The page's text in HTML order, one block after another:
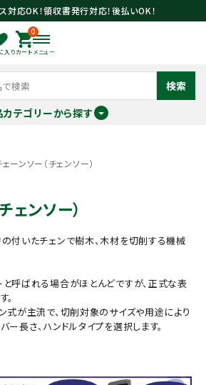
対応OK！領収書発行対応！後払いOK！
入り
0
カート メニュー
検索
カテゴリーから探す
person 会員登録
search
ェーンソー（チェンソー）
ェンソー）
付いたチェンで樹木、木材を切削する機械
呼ばれる場合がほとんどですが、正式な表
。
式が主流で、切削対象のサイズや用途により
ー長さ、ハンドルタイプを選択します。